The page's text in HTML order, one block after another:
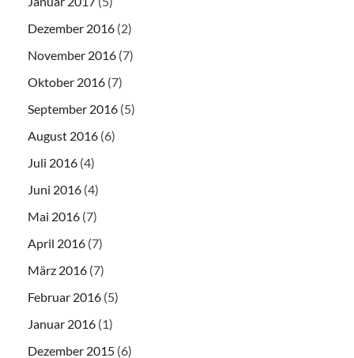
Dezember 2016 (2)
November 2016 (7)
Oktober 2016 (7)
September 2016 (5)
August 2016 (6)
Juli 2016 (4)
Juni 2016 (4)
Mai 2016 (7)
April 2016 (7)
März 2016 (7)
Februar 2016 (5)
Januar 2016 (1)
Dezember 2015 (6)